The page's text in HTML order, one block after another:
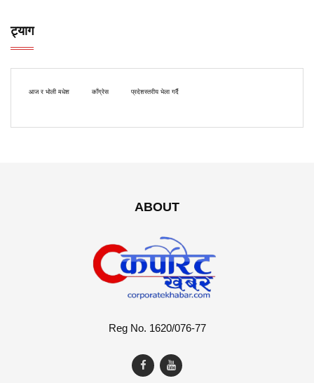
ट्याग
आज र भोली मधेश काँग्रेस प्रदेशस्तरीय भेला गर्दै
ABOUT
Reg No. 1620/076-77